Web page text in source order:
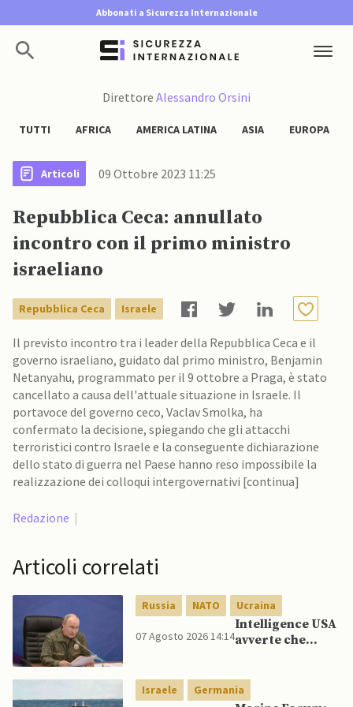
Abbonati a Sicurezza Internazionale
Direttore Alessandro Orsini
TUTTI AFRICA AMERICA LATINA ASIA EUROPA
Articoli 09 Ottobre 2023 11:25
Repubblica Ceca: annullato
incontro con il primo ministro
israeliano
Repubblica Ceca Israele
Il previsto incontro tra i leader della Repubblica Ceca e il
governo israeliano, guidato dal primo ministro, Benjamin
Netanyahu, programmato per il 9 ottobre a Praga, è stato
cancellato a causa dell'attuale situazione in Israele. Il
portavoce del governo ceco, Vaclav Smolka, ha
confermato la decisione, spiegando che gli attacchi
terroristici contro Israele e la conseguente dichiarazione
dello stato di guerra nel Paese hanno reso impossibile la
realizzazione dei colloqui intergovernativi [continua]
Redazione |
Articoli correlati
Russia NATO Ucraina
07 Agosto 2026 14:14
Intelligence USA
avverte che
mentre è ancora
impegnato in
Israele Germania